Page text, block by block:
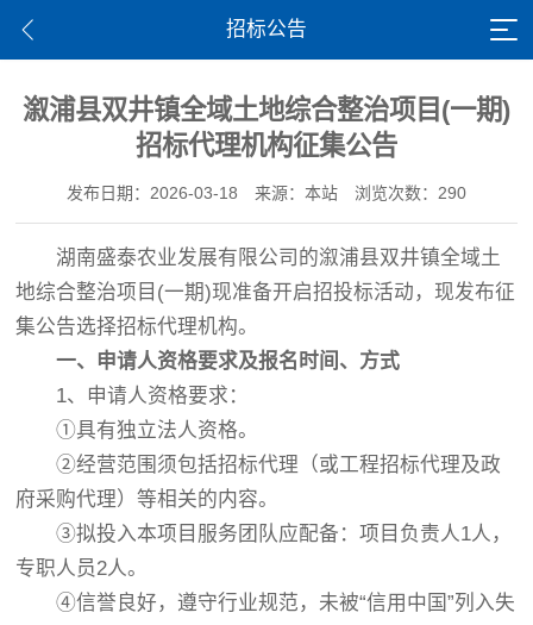
招标公告
溆浦县双井镇全域土地综合整治项目(一期)
招标代理机构征集公告
发布日期：2026-03-18 来源：本站 浏览次数：290
湖南盛泰农业发展有限公司的溆浦县双井镇全域土
地综合整治项目(一期)现准备开启招投标活动，现发布征
集公告选择招标代理机构。
一、申请人资格要求及报名时间、方式
1、申请人资格要求：
①具有独立法人资格。
②经营范围须包括招标代理（或工程招标代理及政
府采购代理）等相关的内容。
③拟投入本项目服务团队应配备：项目负责人1人，
专职人员2人。
④信誉良好，遵守行业规范，未被“信用中国”列入失